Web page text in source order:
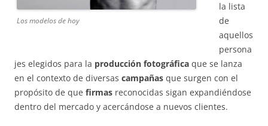
Los modelos de hoy
la lista
de
aquellos
persona
jes elegidos para la producción fotográfica que se lanza
en el contexto de diversas campañas que surgen con el
propósito de que firmas reconocidas sigan expandiéndose
dentro del mercado y acercándose a nuevos clientes.